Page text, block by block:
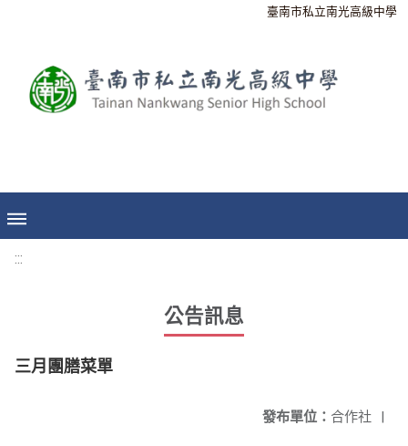
臺南市私立南光高級中學
:::
公告訊息
三月團膳菜單
發布單位： 合作社 |